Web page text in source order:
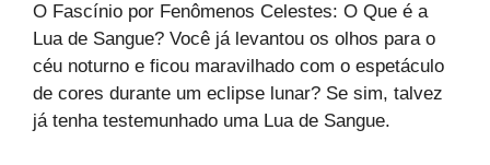
O Fascínio por Fenômenos Celestes: O Que é a
Lua de Sangue? Você já levantou os olhos para o
céu noturno e ficou maravilhado com o espetáculo
de cores durante um eclipse lunar? Se sim, talvez
já tenha testemunhado uma Lua de Sangue.